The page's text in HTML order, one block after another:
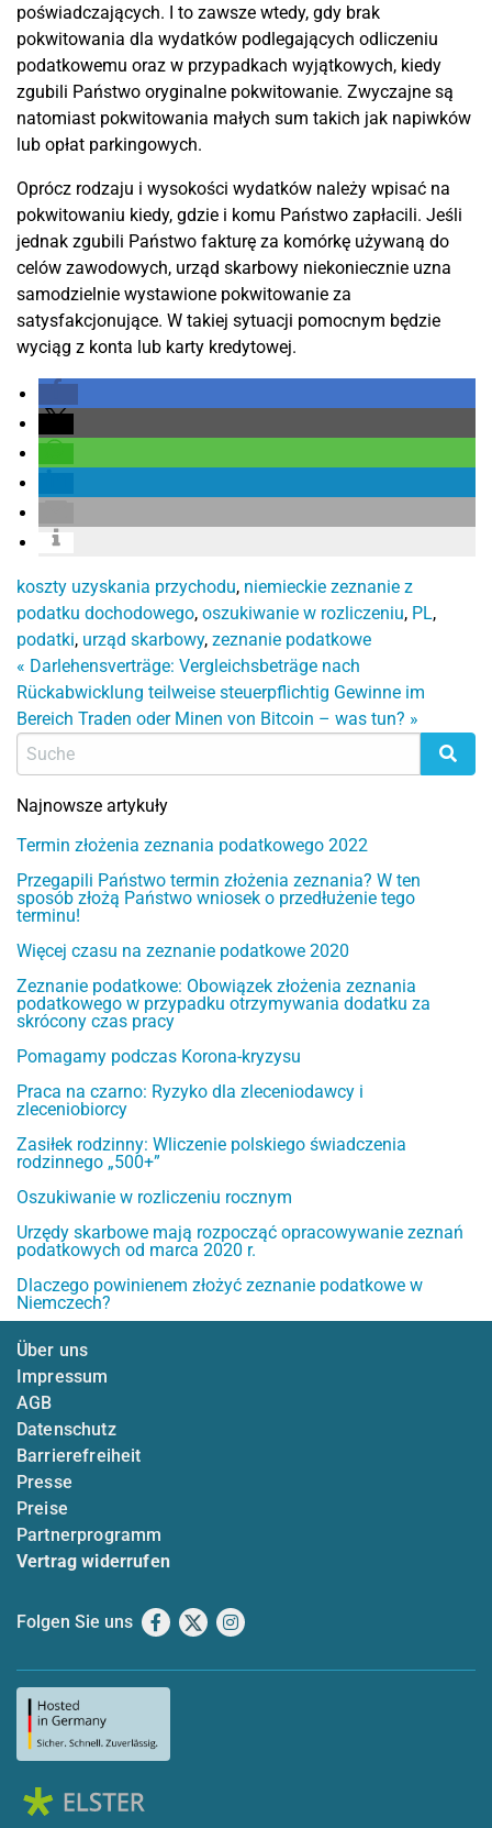
poświadczających. I to zawsze wtedy, gdy brak
pokwitowania dla wydatków podlegających odliczeniu
podatkowemu oraz w przypadkach wyjątkowych, kiedy
zgubili Państwo oryginalne pokwitowanie. Zwyczajne są
natomiast pokwitowania małych sum takich jak napiwków
lub opłat parkingowych.
Oprócz rodzaju i wysokości wydatków należy wpisać na
pokwitowaniu kiedy, gdzie i komu Państwo zapłacili. Jeśli
jednak zgubili Państwo fakturę za komórkę używaną do
celów zawodowych, urząd skarbowy niekoniecznie uzna
samodzielnie wystawione pokwitowanie za
satysfakcjonujące. W takiej sytuacji pomocnym będzie
wyciąg z konta lub karty kredytowej.
koszty uzyskania przychodu, niemieckie zeznanie z
podatku dochodowego, oszukiwanie w rozliczeniu, PL,
podatki, urząd skarbowy, zeznanie podatkowe
« Darlehensverträge: Vergleichsbeträge nach
Rückabwicklung teilweise steuerpflichtig Gewinne im
Bereich Traden oder Minen von Bitcoin – was tun? »
Najnowsze artykuły
Termin złożenia zeznania podatkowego 2022
Przegapili Państwo termin złożenia zeznania? W ten
sposób złożą Państwo wniosek o przedłużenie tego
terminu!
Więcej czasu na zeznanie podatkowe 2020
Zeznanie podatkowe: Obowiązek złożenia zeznania
podatkowego w przypadku otrzymywania dodatku za
skrócony czas pracy
Pomagamy podczas Korona-kryzysu
Praca na czarno: Ryzyko dla zleceniodawcy i
zleceniobiorcy
Zasiłek rodzinny: Wliczenie polskiego świadczenia
rodzinnego „500+”
Oszukiwanie w rozliczeniu rocznym
Urzędy skarbowe mają rozpocząć opracowywanie zeznań
podatkowych od marca 2020 r.
Dlaczego powinienem złożyć zeznanie podatkowe w
Niemczech?
Über uns
Impressum
AGB
Datenschutz
Barrierefreiheit
Presse
Preise
Partnerprogramm
Vertrag widerrufen
Folgen Sie uns Facebook
X Instagram